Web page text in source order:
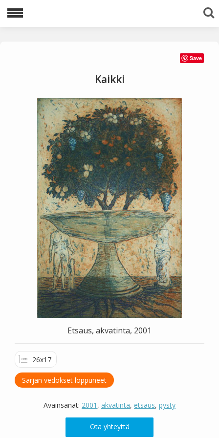
2006 2007 2008 2009 2010
2012 2013 2016 2020
2021 akvatinta Ariadnen lanka avaruus
egyptit etsaus kuivaneula mezzotinto
pysty tuolit vaaka viestejä
Valitse väri
Hae sivustolta
Save
Kaikki
Etsaus, akvatinta, 2001
26x17
Sarjan vedokset loppuneet
Avainsanat: 2001 , akvatinta, etsaus, pysty
Ota yhteyttä